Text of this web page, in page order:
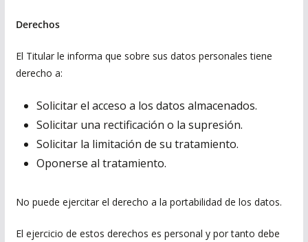
Derechos
El Titular le informa que sobre sus datos personales tiene
derecho a:
Solicitar el acceso a los datos almacenados.
Solicitar una rectificación o la supresión.
Solicitar la limitación de su tratamiento.
Oponerse al tratamiento.
No puede ejercitar el derecho a la portabilidad de los datos.
El ejercicio de estos derechos es personal y por tanto debe